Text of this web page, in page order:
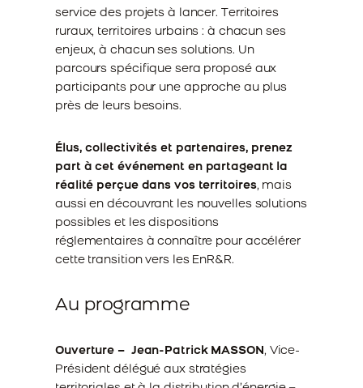
service des projets à lancer. Territoires
ruraux, territoires urbains : à chacun ses
enjeux, à chacun ses solutions. Un
parcours spécifique sera proposé aux
participants pour une approche au plus
près de leurs besoins.
Élus, collectivités et partenaires, prenez
part à cet événement en partageant la
réalité perçue dans vos territoires, mais
aussi en découvrant les nouvelles solutions
possibles et les dispositions
réglementaires à connaître pour accélérer
cette transition vers les EnR&R.
Au programme
Ouverture – Jean-Patrick MASSON, Vice-
Président délégué aux stratégies